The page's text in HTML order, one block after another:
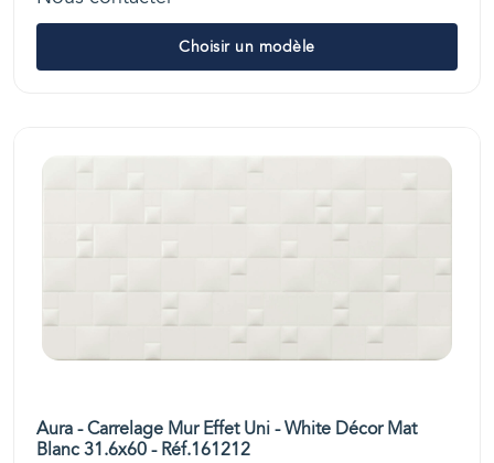
Choisir un modèle
Aura - Carrelage Mur Effet Uni - White Décor Mat
Blanc 31.6x60 - Réf.161212